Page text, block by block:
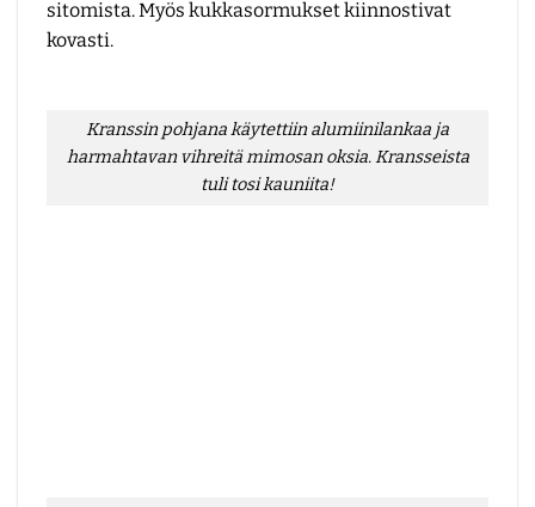
sitomista. Myös kukkasormukset kiinnostivat
kovasti.
Kranssin pohjana käytettiin alumiinilankaa ja
harmahtavan vihreitä mimosan oksia. Kransseista
tuli tosi kauniita!